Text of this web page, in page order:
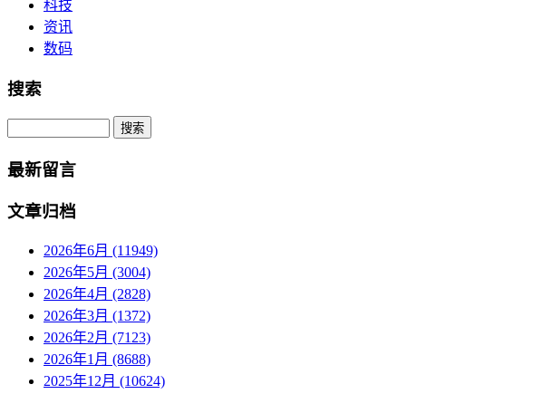
科技
资讯
数码
搜索
Search
最新留言
文章归档
2026年6月 (11949)
2026年5月 (3004)
2026年4月 (2828)
2026年3月 (1372)
2026年2月 (7123)
2026年1月 (8688)
2025年12月 (10624)